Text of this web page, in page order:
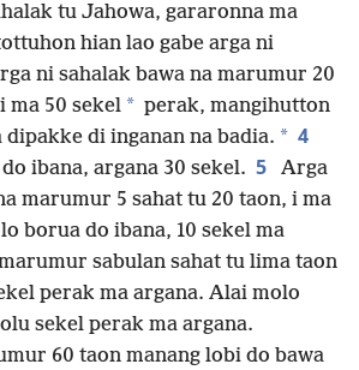
tu Jahowa, gararonna ma
hian lao gabe arga ni
ni sahalak bawa na marumur 20
ma 50 sekel * perak, mangihutton
di inganan na badia. * 4
ibana, argana 30 sekel. 5
Arga
marumur 5 sahat tu 20 taon, i ma
borua do ibana, 10 sekel ma
sabulan sahat tu lima taon
perak ma argana. Alai molo
sekel perak ma argana.
60 taon manang lobi do bawa